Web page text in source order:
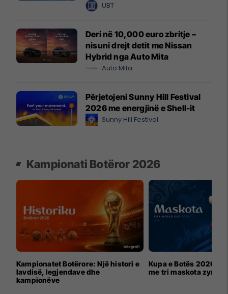
UBT
Deri në 10,000 euro zbritje –
nisuni drejt detit me Nissan
Hybrid nga Auto Mita
Auto Mita
Përjetojeni Sunny Hill Festival
2026 me energjinë e Shell-it
Sunny Hill Festival
Kampionati Botëror 2026
Kampionatet Botërore: Një histori e
lavdisë, legjendave dhe
kampionëve
Kupa e Botës 2026
me tri maskota zyrtare